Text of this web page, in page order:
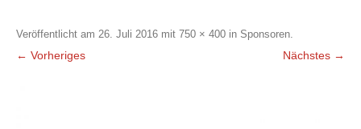
Veröffentlicht am 26. Juli 2016 mit 750 × 400 in Sponsoren.
← Vorheriges Nächstes →